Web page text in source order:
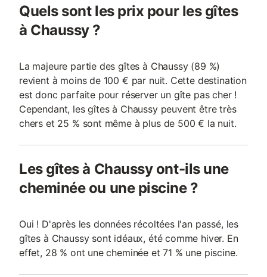
Quels sont les prix pour les gîtes
à Chaussy ?
La majeure partie des gîtes à Chaussy (89 %)
revient à moins de 100 € par nuit. Cette destination
est donc parfaite pour réserver un gîte pas cher !
Cependant, les gîtes à Chaussy peuvent être très
chers et 25 % sont même à plus de 500 € la nuit.
Les gîtes à Chaussy ont-ils une
cheminée ou une piscine ?
Oui ! D'après les données récoltées l'an passé, les
gîtes à Chaussy sont idéaux, été comme hiver. En
effet, 28 % ont une cheminée et 71 % une piscine.